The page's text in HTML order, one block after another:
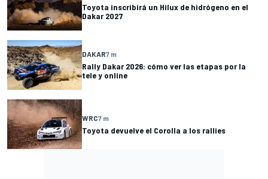
Toyota inscribirá un Hilux de hidrógeno en el
Dakar 2027
DAKAR7 m
Rally Dakar 2026: cómo ver las etapas por la
tele y online
WRC7 m
Toyota devuelve el Corolla a los rallies